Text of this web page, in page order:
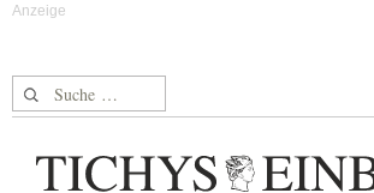
Suche nach: